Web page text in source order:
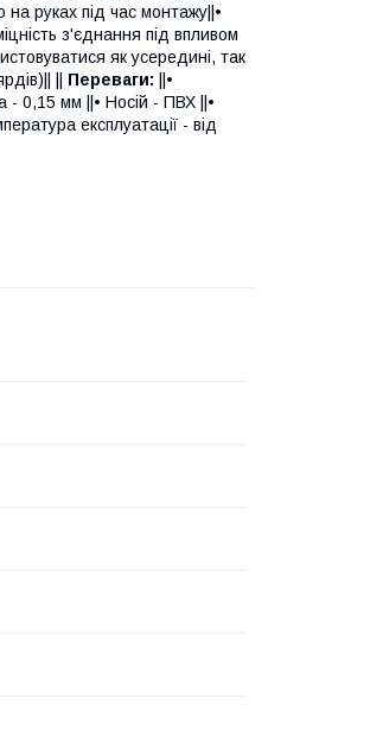
руках під час монтажу||•
з'єднання під впливом
як усередині, так
|| Переваги:
||•
- 0,15 мм ||• Носій - ПВХ ||•
експлуатації - від